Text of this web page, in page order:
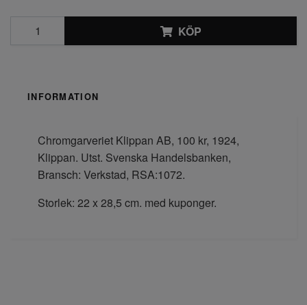
KÖP
INFORMATION
Chromgarveriet Klippan AB, 100 kr, 1924,
Klippan. Utst. Svenska Handelsbanken,
Bransch: Verkstad, RSA:1072.
Storlek: 22 x 28,5 cm. med kuponger.